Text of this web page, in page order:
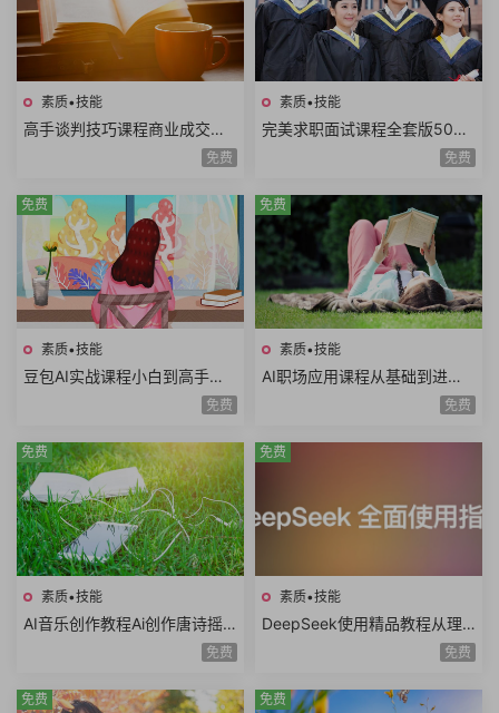
素质•技能
高手谈判技巧课程商业成交谈
判底线谈判态度双赢思维谈判
免费
素质•技能
完美求职面试课程全套版500
强HR完美简历面试技巧电话面
免费
素质•技能
豆包AI实战课程小白到高手速
成豆包智能体AI写作辅助内容
免费
免费
素质•技能
AI职场应用课程从基础到进阶
写日报做PPT做Excel写方案写
免费
免费
素质•技能
AI音乐创作教程Ai创作唐诗摇
滚AI复活老照片AI制作MV情歌
免费
免费
素质•技能
DeepSeek使用精品教程从理
论到实践模型训练DeepSeek
免费
免费
免费 免费